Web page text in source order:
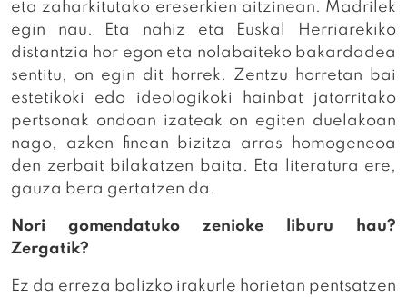
eta zaharkitutako ereserkien aitzinean. Madrilek
egin nau. Eta nahiz eta Euskal Herriarekiko
distantzia hor egon eta nolabaiteko bakardadea
sentitu, on egin dit horrek. Zentzu horretan bai
estetikoki edo ideologikoki hainbat jatorritako
pertsonak ondoan izateak on egiten duelakoan
nago, azken finean bizitza arras homogeneoa
den zerbait bilakatzen baita. Eta literatura ere,
gauza bera gertatzen da.
Nori gomendatuko zenioke liburu hau?
Zergatik?
Ez da erreza balizko irakurle horietan pentsatzen